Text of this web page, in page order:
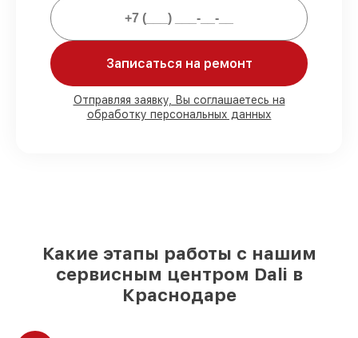
Мы гарантируем:
ремонтов по ремонту исполняются
с возможностью присутствия владельца
90%деталей Dali в наличии на складе в
Краснодаре, остальные приходят
Записаться на ремонт
Отправляя заявку, Вы соглашаетесь на
обработку персональных данных
Какие этапы работы с нашим
сервисным центром Dali в
Краснодаре